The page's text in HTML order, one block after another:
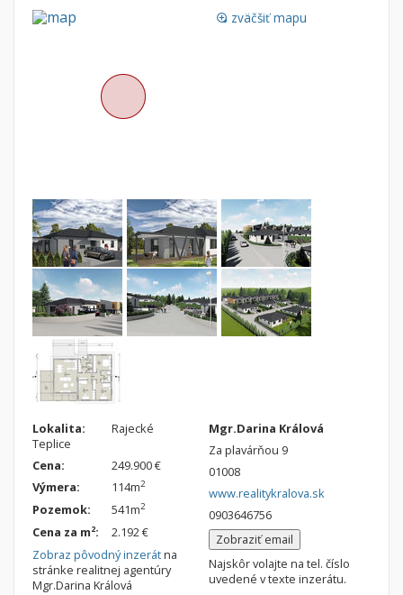
2-izbové
4 a viac izbové byty
Poľnohospodárske pozemky
Záhrada
Iný poľnohospodársky pozemok
Nebytové priestory
Skladové, výrobné
Rekreačné, reštauračné
Garáž, garážové státie
Filtre
Novostavba
Uložiť vyhľadávanie | alternate_emailZasielať na email
Zatvoriť vyhľadávanie
loupe zväčšiť mapu
Lokalita:
Rajecké
Teplice
Cena:
249.900 €
Výmera:
114m2
Pozemok: 541m2
Cena za m2:
2.192 €
Zobraz pôvodný inzerátna
stránke realitnej agentúry
Mgr.Darina Králová
Mgr.Darina Králová
Za plavárňou 9
01008
www.realitykralova.sk
0903646756
Zobraziť email
Najskôr volajte na tel. číslo
uvedené v texte inzerátu.